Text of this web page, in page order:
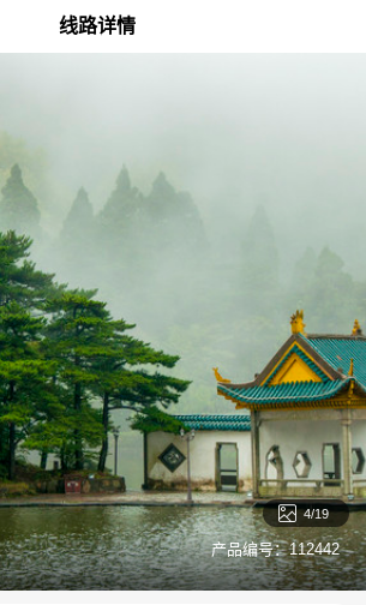
线路详情
 4/19
产品编号：112442